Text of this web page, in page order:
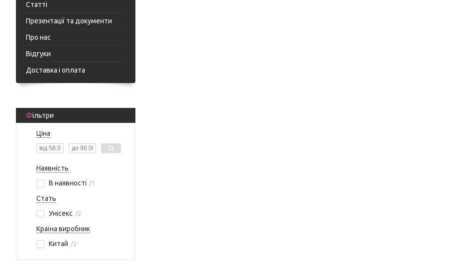
Статті
Презентації та документи
Про нас
Відгуки
Доставка і оплата
Фільтри
Ціна
Наявність
В наявності
1
Стать
Унісекс
2
Країна виробник
Китай
2